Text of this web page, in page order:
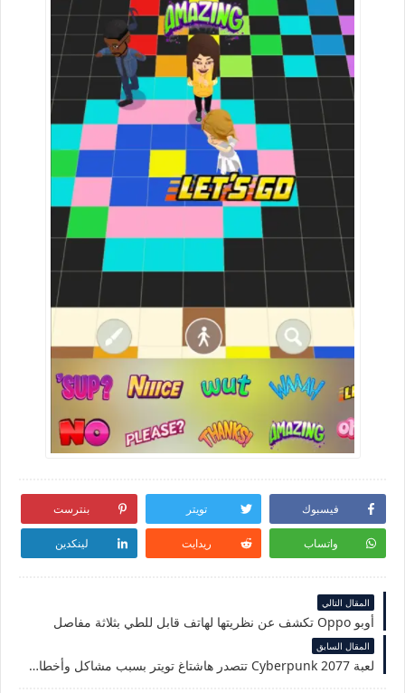
فيسبوك تويتر بنترست
واتساب ريدايت لينكدين
المقال التالي
أوبو Oppo تكشف عن نظريتها لهاتف قابل للطي بثلاثة مفاصل
المقال السابق
لعبة Cyberpunk 2077 تتصدر هاشتاغ تويتر بسبب مشاكل وأخطاء في اللعبة